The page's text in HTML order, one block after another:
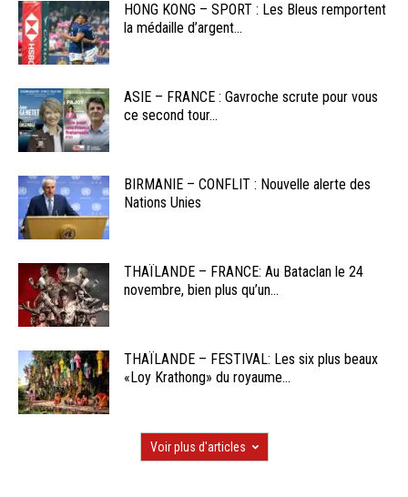
HONG KONG – SPORT : Les Bleus remportent
la médaille d’argent...
ASIE – FRANCE : Gavroche scrute pour vous
ce second tour...
BIRMANIE – CONFLIT : Nouvelle alerte des
Nations Unies
THAÏLANDE – FRANCE: Au Bataclan le 24
novembre, bien plus qu’un...
THAÏLANDE – FESTIVAL: Les six plus beaux
«Loy Krathong» du royaume...
Voir plus d'articles